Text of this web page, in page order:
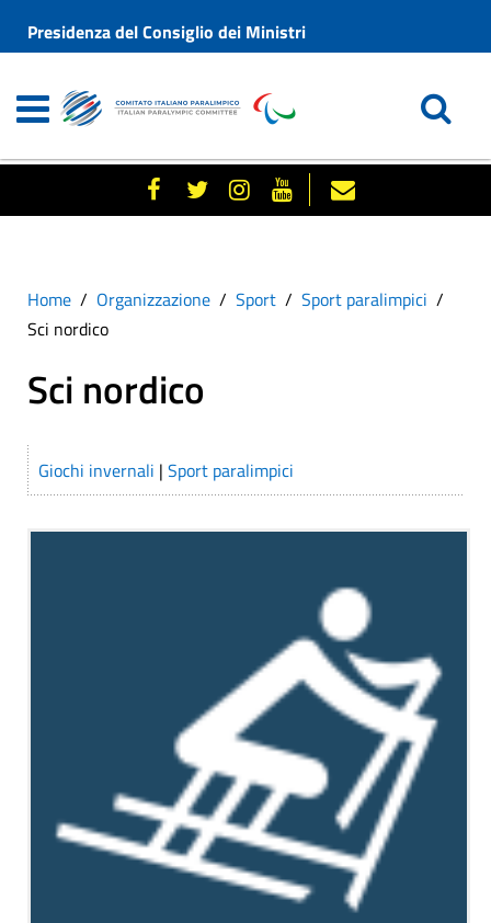
Presidenza del Consiglio dei Ministri
Home Organizzazione Sport
Sport paralimpici
Sci nordico
Sci nordico
Giochi invernali | Sport paralimpici